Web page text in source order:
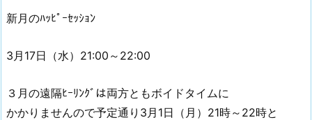
新月のﾊｯﾋﾟｰｾｯｼｮﾝ
3月17日（水）21:00～22:00
３月の遠隔ﾋｰﾘﾝｸﾞは両方ともボイドタイムに
かかりませんので予定通り3月1日（月）21時～22時と